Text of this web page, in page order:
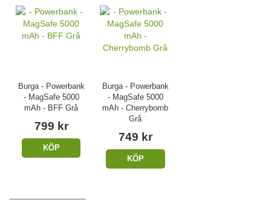
Burga - Powerbank
- MagSafe 5000
mAh - BFF Grå
799 kr
KÖP
Burga - Powerbank
- MagSafe 5000
mAh - Cherrybomb
Grå
749 kr
KÖP